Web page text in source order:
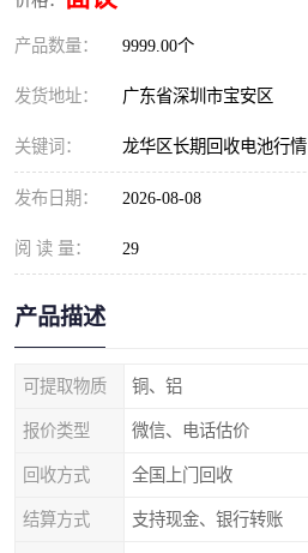
产品数量： 9999.00个
发货地址： 广东省深圳市宝安区
关键词： 龙华区长期回收电池行情
发布日期： 2026-08-08
阅 读 量： 29
产品描述
可提取物质 铜、铝
报价类型 微信、电话估价
回收方式 全国上门回收
结算方式 支持现金、银行转账